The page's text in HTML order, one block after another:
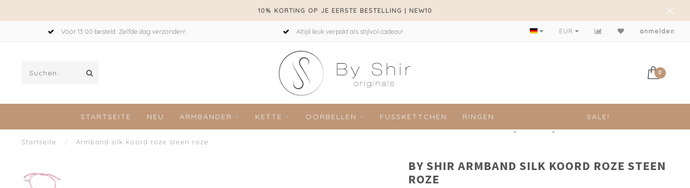
10% KORTING OP JE EERSTE BESTELLING | NEW10
Vóór 13:00 besteld. Zelfde dag verzonden! Altijd leuk verpakt als stijlvol cadeau! Achteraf betalen mogelijk!
EUR anmelden
0
STARTSEITE NEU ARMBÄNDER KETTE OORBELLEN FUSSKETTCHEN RINGEN SALE!
Startseite / Armband silk koord roze steen roze
BY SHIR ARMBAND SILK KOORD ROZE STEEN
ROZE